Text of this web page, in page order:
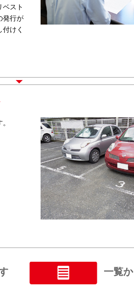
ベスト
発行が
けく
一覧